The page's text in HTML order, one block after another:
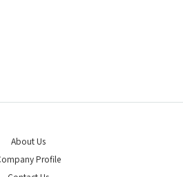
About Us
Profile